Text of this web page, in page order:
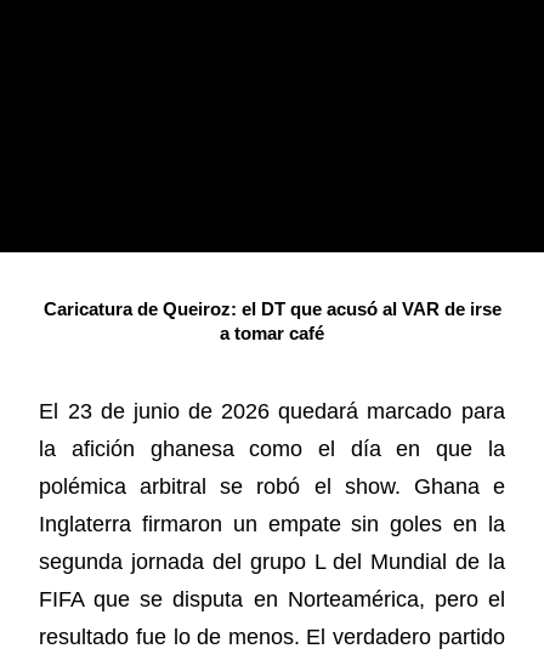
Caricatura de Queiroz: el DT que acusó al VAR de irse
a tomar café
El 23 de junio de 2026 quedará marcado para
la afición ghanesa como el día en que la
polémica arbitral se robó el show. Ghana e
Inglaterra firmaron un empate sin goles en la
segunda jornada del grupo L del Mundial de la
FIFA que se disputa en Norteamérica, pero el
resultado fue lo de menos. El verdadero partido